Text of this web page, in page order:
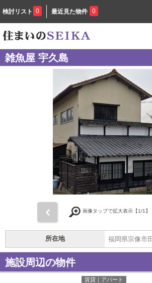
検討リスト 0 最近見た物件 0
雑魚屋 宇久島
画像タップで拡大表示【1/1】
所在地 福岡県宗像市
施設周辺の物件
賃貸｜アパート